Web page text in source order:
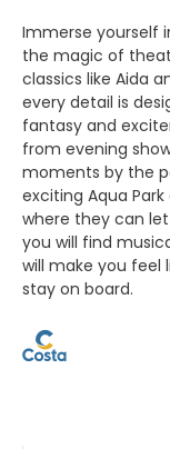
Immerse yourself
the magic of
classics like Aida
every detail is
fantasy and
from evening
moments by the
exciting Aqua
where they can
you will find
will make you feel
stay on board.